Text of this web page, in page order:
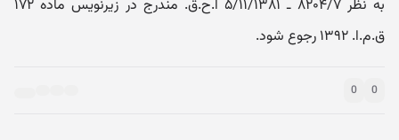
به نظر ۸۲۰۴/۷ ـ ۵/۱۱/۱۳۸۱ ا.ح.ق. مندرج در زیرنویس ماده ۱۷۲
ق.م.ا. ۱۳۹۲ رجوع شود.
0
0